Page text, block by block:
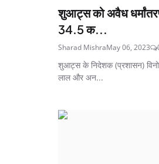
शुआट्स को अवैध
34.5 क...
Sharad MishraMay 06, 2023
शुआट्स के निदेशक (प्रशासन) विनोद
लाल और अन...